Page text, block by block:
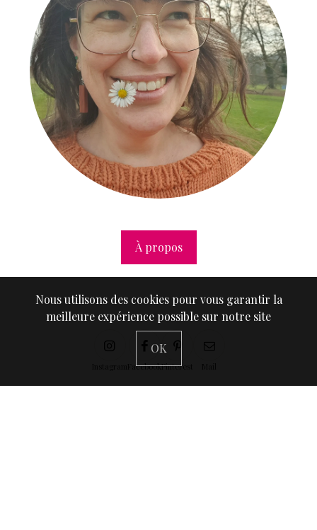
À propos
FacebookPinterest
Nous utilisons des cookies pour vous garantir la
meilleure expérience possible sur notre site
OK